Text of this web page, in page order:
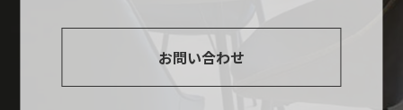
お問い合わせ